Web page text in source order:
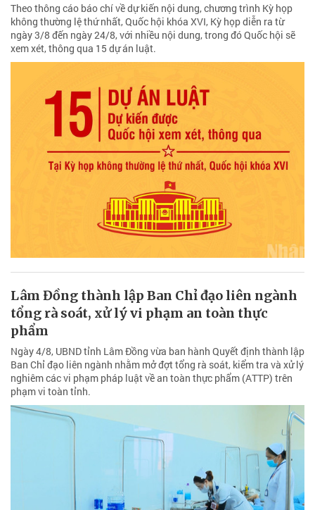
Theo thông cáo báo chí về dự kiến nội dung, chương trình Kỳ họp
không thường lệ thứ nhất, Quốc hội khóa XVI, Kỳ họp diễn ra từ
ngày 3/8 đến ngày 24/8, với nhiều nội dung, trong đó Quốc hội sẽ
xem xét, thông qua 15 dự án luật.
Lâm Đồng thành lập Ban Chỉ đạo liên ngành
tổng rà soát, xử lý vi phạm an toàn thực
phẩm
Ngày 4/8, UBND tỉnh Lâm Đồng vừa ban hành Quyết định thành lập
Ban Chỉ đạo liên ngành nhằm mở đợt tổng rà soát, kiểm tra và xử lý
nghiêm các vi phạm pháp luật về an toàn thực phẩm (ATTP) trên
phạm vi toàn tỉnh.